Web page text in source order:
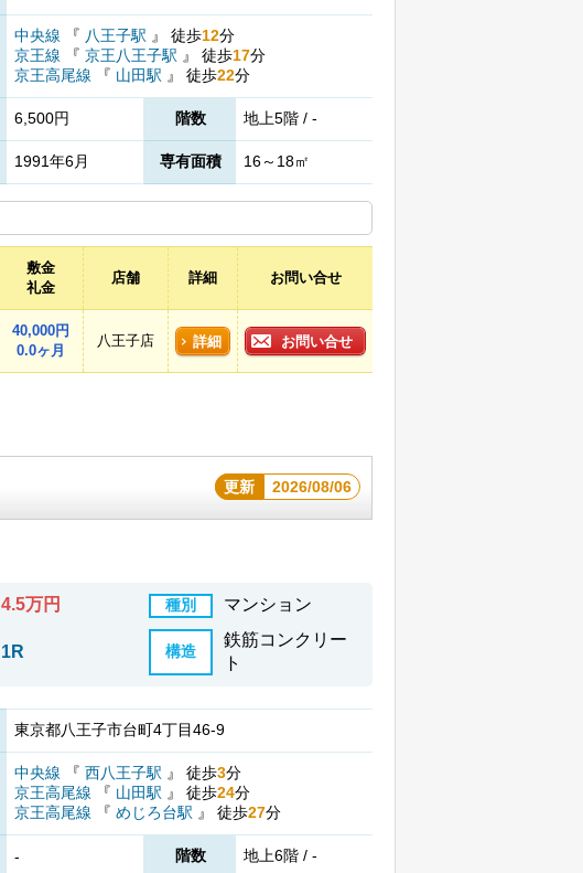
中央線 『 八王子駅 』 徒歩12分
京王線
『 京王八王子駅 』 徒歩17分
京王高尾線
『 山田駅 』 徒歩22分
6,500円 階数 地上5階 / -
1991年6月 専有面積 16～18㎡
敷金
礼金
店舗 詳細 お問い合せ
40,000円
0.0ヶ月
八王子店 詳細 お問い合せ
更新 2026/08/06
4.5万円 種別 マンション
1R 構造
鉄筋コンクリー
ト
東京都八王子市台町4丁目46-9
中央線 『 西八王子駅 』 徒歩3分
京王高尾線
『 山田駅 』 徒歩24分
京王高尾線
『 めじろ台駅 』 徒歩27分
- 階数 地上6階 / -